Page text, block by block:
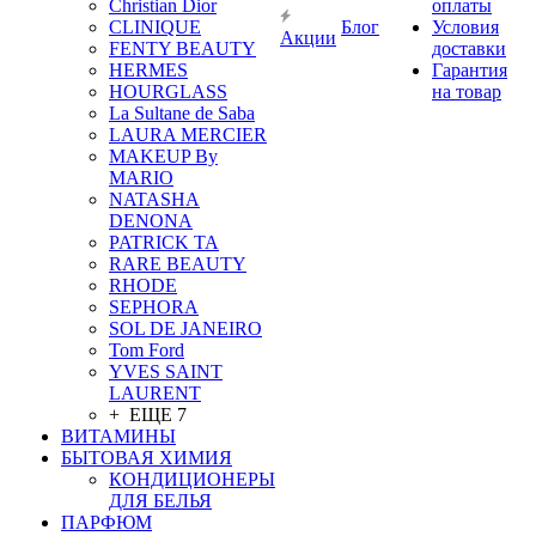
Christian Dior
CLINIQUE
FENTY BEAUTY
HERMES
HOURGLASS
La Sultane de Saba
LAURA MERCIER
MAKEUP By
MARIO
NATASHA
DENONA
PATRICK TA
RARE BEAUTY
RHODE
SEPHORA
SOL DE JANEIRO
Tom Ford
YVES SAINT
LAURENT
+ ЕЩЕ 7
ВИТАМИНЫ
БЫТОВАЯ ХИМИЯ
КОНДИЦИОНЕРЫ
ДЛЯ БЕЛЬЯ
ПАРФЮМ
Акции
Блог
оплаты
Условия
доставки
Гарантия
на товар